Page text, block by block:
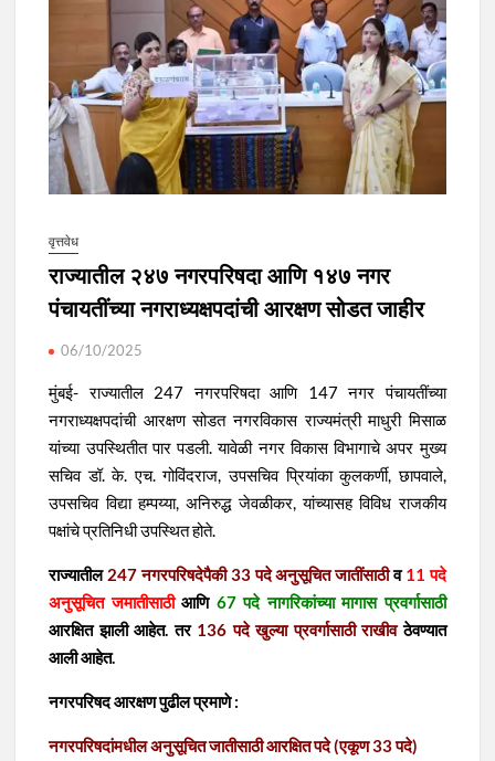
वृत्तवेध
राज्यातील २४७ नगरपरिषदा आणि १४७ नगर
पंचायतींच्या नगराध्यक्षपदांची आरक्षण सोडत जाहीर
06/10/2025
मुंबई- राज्यातील 247 नगरपरिषदा आणि 147 नगर पंचायतींच्या
नगराध्यक्षपदांची आरक्षण सोडत नगरविकास राज्यमंत्री माधुरी मिसाळ
यांच्या उपस्थितीत पार पडली. यावेळी नगर विकास विभागाचे अपर मुख्य
सचिव डॉ. के. एच. गोविंदराज, उपसचिव प्रियांका कुलकर्णी, छापवाले,
उपसचिव विद्या हम्पय्या, अनिरुद्ध जेवळीकर, यांच्यासह विविध राजकीय
पक्षांचे प्रतिनिधी उपस्थित होते.
राज्यातील247 नगरपरिषदेपैकी 33 पदे अनुसूचित जातींसाठीव11 पदे
अनुसूचित जमातीसाठीआणि 67 पदे नागरिकांच्या मागास प्रवर्गासाठी
आरक्षित झाली आहेत. तर 136 पदे खुल्या प्रवर्गासाठी राखीवठेवण्यात
आली आहेत.
नगरपरिषद आरक्षण पुढील प्रमाणे :
नगरपरिषदांमधील अनुसूचित जातीसाठी आरक्षित पदे (एकूण 33 पदे)